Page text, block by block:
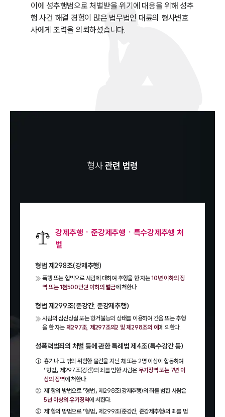
이에 성추행범으로 처벌받을 위기에 대응을 위해 성추
행 사건 해결 경험이 많은 법무법인 대륜의 형사변호
사에게 조력을 의뢰하셨습니다.
형사관련 법령
강제추행ㆍ준강제추행ㆍ특수강제추행 처
벌
형법 제298조(강제추행)
폭행 또는 협박으로 사람에 대하여 추행을 한 자는10년 이하의 징
역 또는 1천500만원 이하의 벌금에 처한다.
형법 제299조(준강간, 준강제추행)
사람의 심신상실 또는 항거불능의 상태를 이용하여 간음 또는 추행
을 한 자는 제297조, 제297조의2 및 제298조의 예에 의한다.
성폭력범죄의 처벌 등에 관한 특례법 제4조(특수강간 등)
① 흉기나 그 밖의 위험한 물건을 지닌 채 또는 2명 이상이 합동하여
「형법」 제297조(강간)의 죄를 범한 사람은 무기징역 또는 7년 이
상의 징역에 처한다.
② 제1항의 방법으로 「형법」 제298조(강제추행)의 죄를 범한 사람은
5년 이상의 유기징역에 처한다.
③ 제1항의 방법으로 「형법」 제299조(준강간, 준강제추행)의 죄를 범